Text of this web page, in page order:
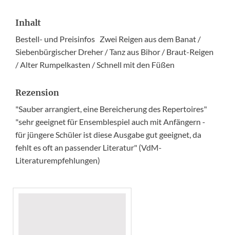
Inhalt
Bestell- und Preisinfos Zwei Reigen aus dem Banat /
Siebenbürgischer Dreher / Tanz aus Bihor / Braut-Reigen
/ Alter Rumpelkasten / Schnell mit den Füßen
Rezension
"Sauber arrangiert, eine Bereicherung des Repertoires"
"sehr geeignet für Ensemblespiel auch mit Anfängern -
für jüngere Schüler ist diese Ausgabe gut geeignet, da
fehlt es oft an passender Literatur" (VdM-
Literaturempfehlungen)